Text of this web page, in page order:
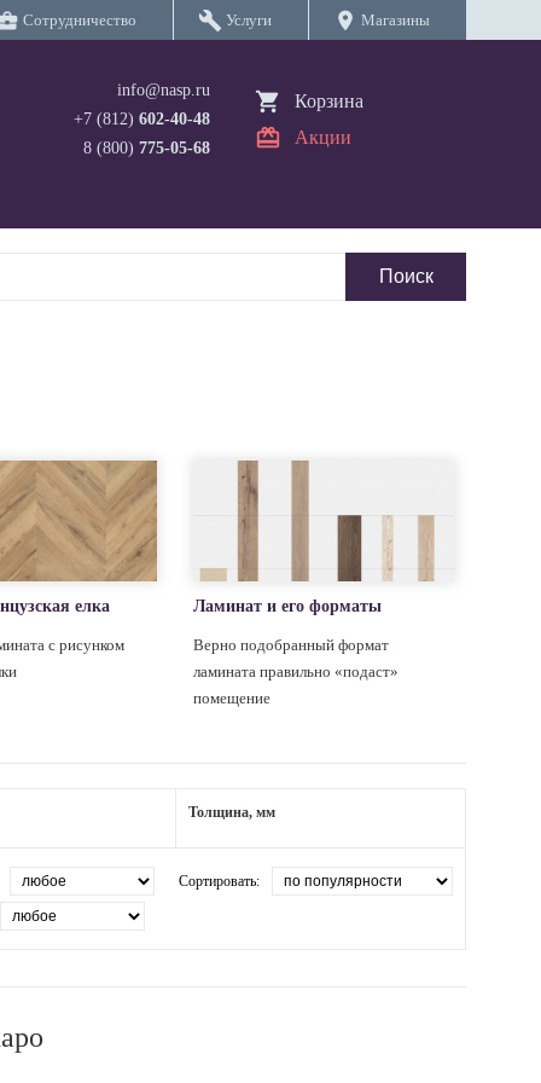
Сотрудничество build Услуги location_on Магазины
info@nasp.ru
+7 (812) 602-40-48
8 (800) 775-05-68
Корзина
Акции
елка
с рисунком
Ламинат и его форматы
Верно подобранный формат
ламината правильно «подаст»
помещение
Толщина, мм
Сортировать: